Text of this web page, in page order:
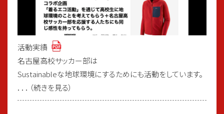
活動実績
名古屋高校サッカー部は
Sustainableな地球環境にするためにも活動をしています。
．．．（続きを見る）